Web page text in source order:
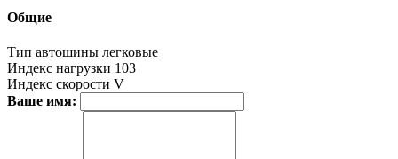
Общие
Тип автошины легковые
Индекс нагрузки 103
Индекс скорости V
Ваше имя: